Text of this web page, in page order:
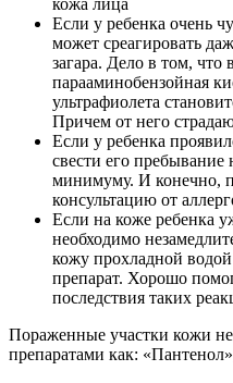
кожа лица
Если у ребенка очень
может среагировать
загара. Дело в том, что
парааминобензойная
ультрафиолета
Причем от него
Если у ребенка
свести его
минимуму. И конечно,
консультацию от
Если на коже ребенка
необходимо
кожу прохладной
препарат. Хорошо
последствия таких
Пораженные участки кожи
препаратами как: